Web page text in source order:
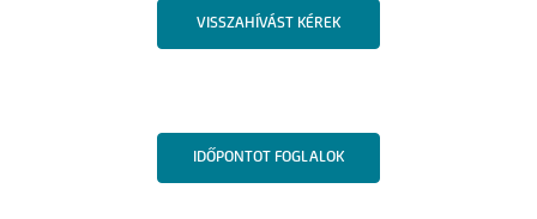
VISSZAHÍVÁST KÉREK
IDŐPONTOT FOGLALOK